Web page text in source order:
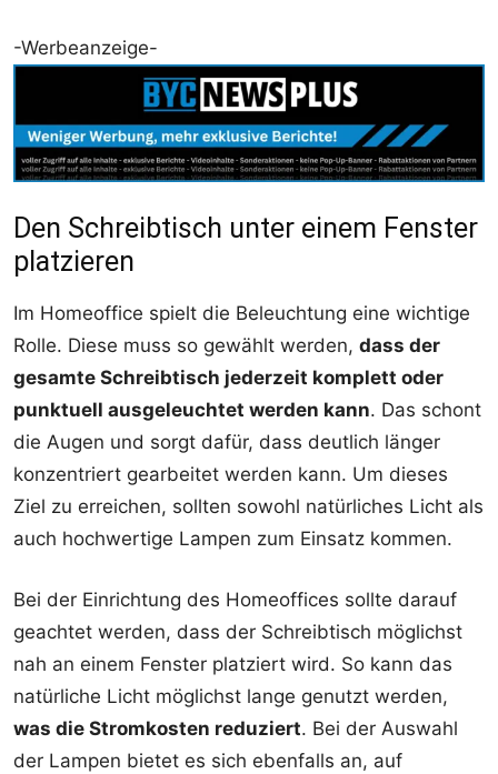
-Werbeanzeige-
Den Schreibtisch unter einem Fenster
platzieren
Im Homeoffice spielt die Beleuchtung eine wichtige
Rolle. Diese muss so gewählt werden, dass der
gesamte Schreibtisch jederzeit komplett oder
punktuell ausgeleuchtet werden kann. Das schont
die Augen und sorgt dafür, dass deutlich länger
konzentriert gearbeitet werden kann. Um dieses
Ziel zu erreichen, sollten sowohl natürliches Licht als
auch hochwertige Lampen zum Einsatz kommen.
Bei der Einrichtung des Homeoffices sollte darauf
geachtet werden, dass der Schreibtisch möglichst
nah an einem Fenster platziert wird. So kann das
natürliche Licht möglichst lange genutzt werden,
was die Stromkosten reduziert. Bei der Auswahl
der Lampen bietet es sich ebenfalls an, auf